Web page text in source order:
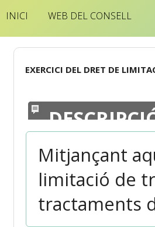
INICI WEB DEL CONSELL
EXERCICI DEL DRET DE
Mitjançant
limitació de
tractaments